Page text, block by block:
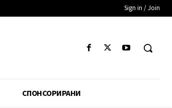
Sign in / Join
СПОНСОРИРАНИ